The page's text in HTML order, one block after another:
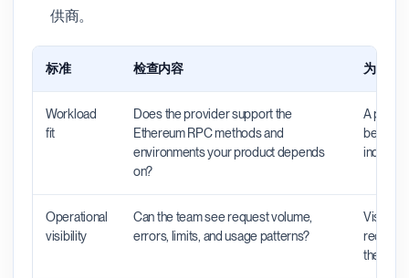
供商。
标准 检查内容 为什么
Workload
fit
Does the provider support the
Ethereum RPC methods and
environments your product depends
on?
A
be a
Operational
visibility
Can the team see request volume,
errors, limits, and usage patterns?
Visibility
the